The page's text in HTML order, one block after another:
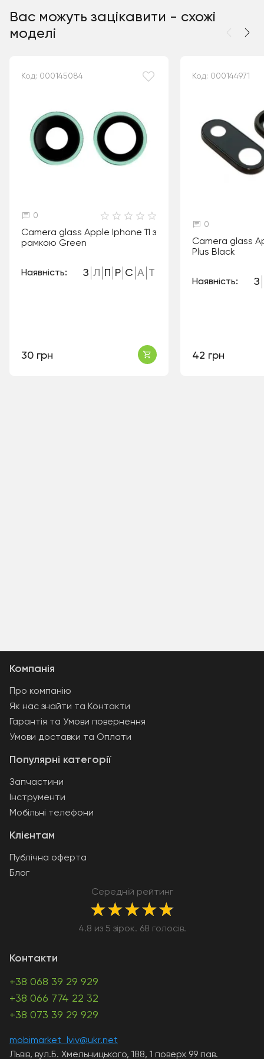
Вас можуть зацікавити - схожі
моделі
Код: 000145084
0
Camera glass Apple Iphone 11 з
рамкою Green
Наявність: З Л П Р С А Т
30 грн
Код: 000144971
0
Camera glass
Plus Black
Наявність: З
42 грн
Контакти
+38 068 39 29 929
+38 066 774 22 32
+38 073 39 29 929
mobimarket_lviv@ukr.net
Львів, вул.Б. Хмельницького, 188, 1 поверх 99 пав.
Клієнтам
Публічна оферта
Блог
Середній рейтинг
★★★★★
4.8 из 5 зірок. 68 голосів.
Популярні категорії
Запчастини
Інструменти
Мобільні телефони
Компанія
Про компанію
Як нас знайти та Контакти
Гарантія та Умови повернення
Умови доставки та Оплати